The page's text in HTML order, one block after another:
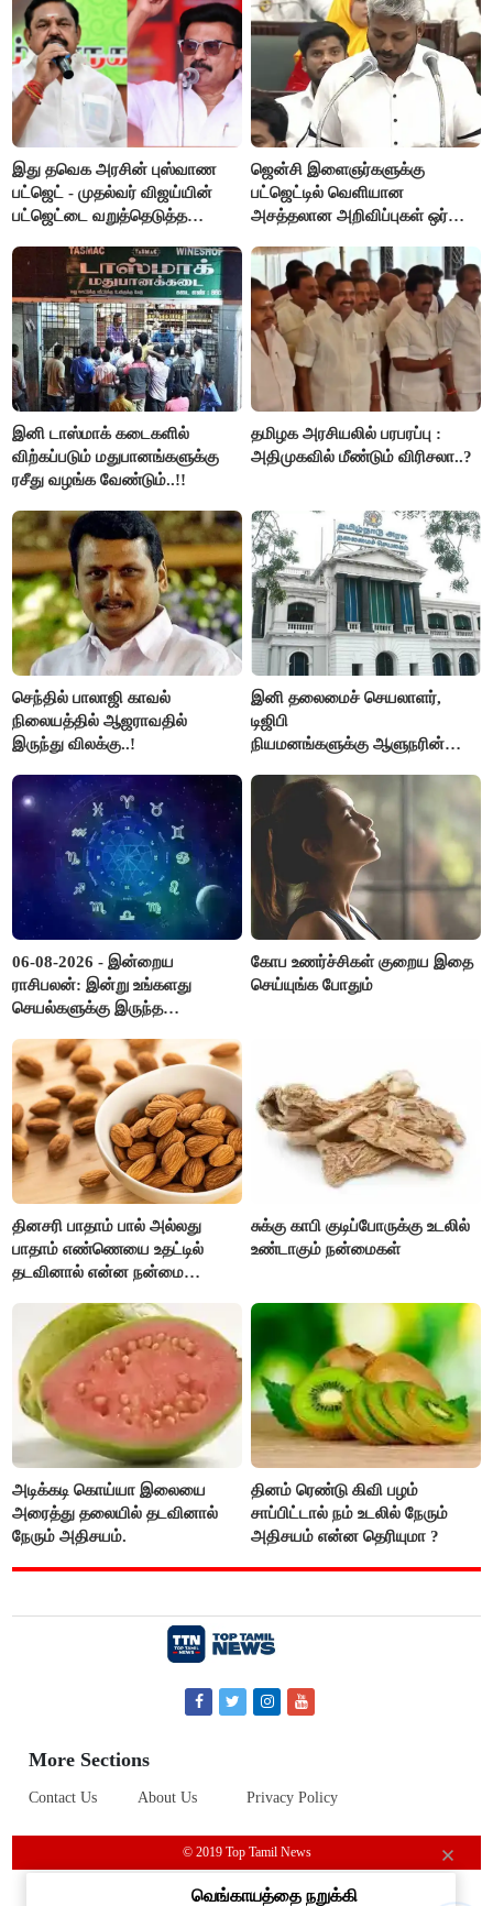
இது தவெக அரசின் புஸ்வாண
பட்ஜெட் - முதல்வர் விஜய்யின்
பட்ஜெட்டை வறுத்தெடுத்த
ஜென்சி இளைஞர்களுக்கு
பட்ஜெட்டில் வெளியான
அசத்தலான அறிவிப்புகள் ஒர்
இனி டாஸ்மாக் கடைகளில்
விற்கப்படும் மதுபானங்களுக்கு
ரசீது வழங்க வேண்டும்..!!
தமிழக அரசியலில் பரபரப்பு :
அதிமுகவில் மீண்டும் விரிசலா..?
செந்தில் பாலாஜி காவல்
நிலையத்தில் ஆஜராவதில்
இருந்து விலக்கு..!
இனி தலைமைச் செயலாளர்,
டிஜிபி
நியமனங்களுக்கு ஆளுநரின்
தமிழ்நாடு அரசு அதிரடி..!
06-08-2026 - இன்றைய
ராசிபலன்: இன்று உங்களது
செயல்களுக்கு இருந்த
எதிர்பார்த்த உதவிகள் கிடைக்கும்.
பணவரத்து கூடும்..!
கோப உணர்ச்சிகள் குறைய இதை
செய்யுங்க போதும்
தினசரி பாதாம் பால் அல்லது
பாதாம் எண்ணெயை உதட்டில்
தடவினால் என்ன நன்மை
சுக்கு காபி குடிப்போருக்கு உடலில்
உண்டாகும் நன்மைகள்
அடிக்கடி கொய்யா இலையை
அரைத்து தலையில் தடவினால்
நேரும் அதிசயம்.
தினம் ரெண்டு கிவி பழம்
சாப்பிட்டால் நம் உடலில் நேரும்
அதிசயம் என்ன தெரியுமா ?
More Sections
Contact Us About Us Privacy Policy
© 2019 Top Tamil News